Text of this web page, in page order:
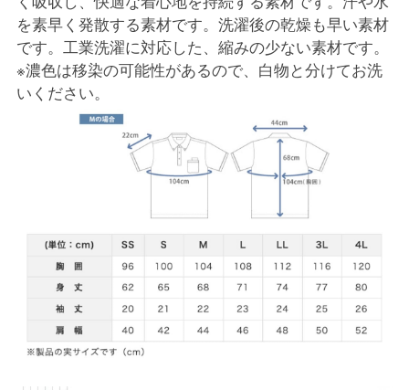
を素早く発散する素材です。洗濯後の乾燥も早い素材
です。工業洗濯に対応した、縮みの少ない素材です。
※濃色は移染の可能性があるので、白物と分けてお洗
いください。